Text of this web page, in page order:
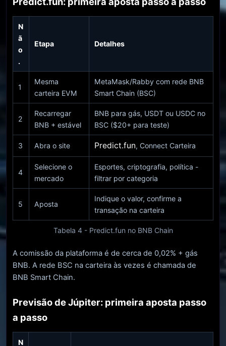
Tabela 4 - Predict.fun no BNB Chain
N
ã
o
.
Etapa Detalhes
1
Mesma
carteira EVM
MetaMask/Rabby com rede BNB
Smart Chain (BSC)
2
Recarregar
BNB + estável
BNB para gás, USDT ou USDC no
BSC ($20+ para teste)
3 Abra o site Predict.fun, Connect Carteira
4
Selecione o
mercado
Esportes, criptografia, política -
filtrar por categoria
5 Aposta
Indique o valor, confirme a
transação na carteira
A comissão da plataforma é de cerca de 0,02% + gás
BNB. A rede BSC na carteira às vezes é chamada de
BNB Smart Chain.
Previsão de Júpiter: primeira aposta passo
a passo
N